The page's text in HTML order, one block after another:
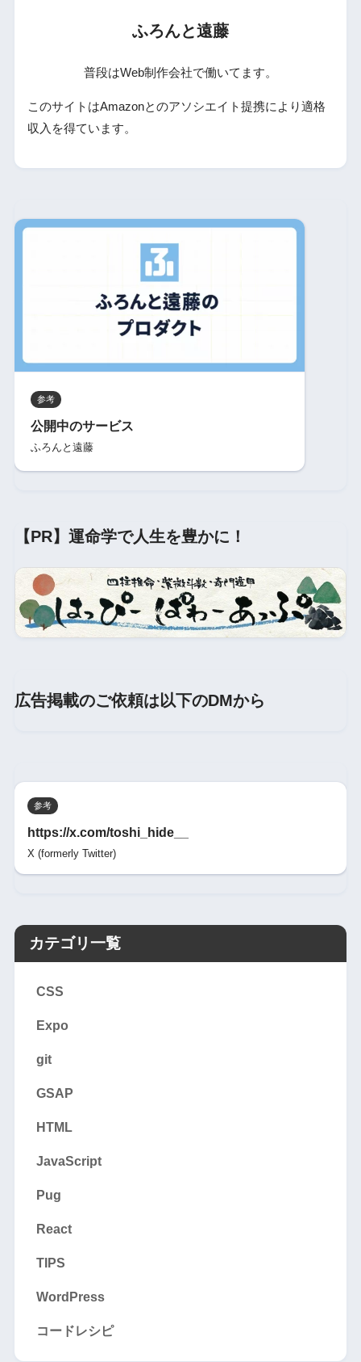
ふろんと遠藤
普段はWeb制作会社で働いてます。
このサイトはAmazonとのアソシエイト提携により適格
収入を得ています。
参考
公開中のサービス
ふろんと遠藤
【PR】運命学で人生を豊かに！
広告掲載のご依頼は以下のDMから
参考
https://x.com/toshi_hide__
X (formerly Twitter)
カテゴリ一覧
CSS
Expo
git
GSAP
HTML
JavaScript
Pug
React
TIPS
WordPress
コードレシピ